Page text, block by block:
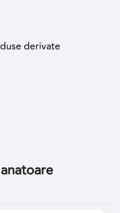
derivate